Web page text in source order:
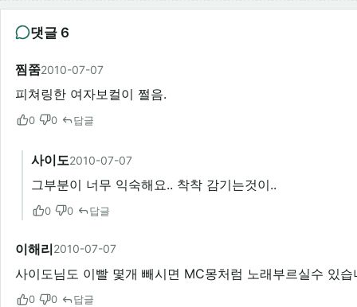
댓글 6
찜쭘2010-07-07
피쳐링한 여자보컬이 쩔음.
0 0 답글
사이도2010-07-07
그부분이 너무 익숙해요.. 착착 감기는것이..
0 0 답글
이해리2010-07-07
사이도님도 이빨 몇개 빼시면 MC몽처럼 노래부르실수 있습
0 0 답글